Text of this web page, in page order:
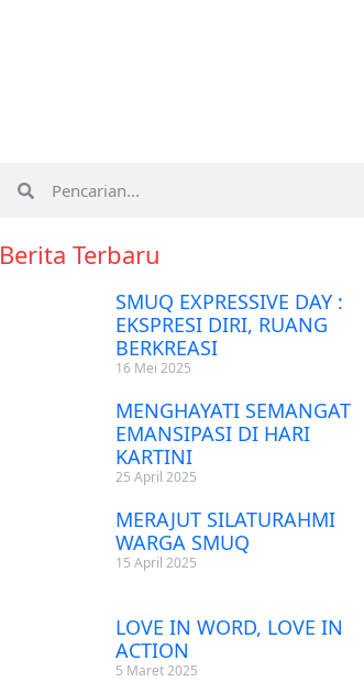
Berita Terbaru
SMUQ EXPRESSIVE DAY :
EKSPRESI DIRI, RUANG
BERKREASI
16 Mei 2025
MENGHAYATI SEMANGAT
EMANSIPASI DI HARI
KARTINI
25 April 2025
MERAJUT SILATURAHMI
WARGA SMUQ
15 April 2025
LOVE IN WORD, LOVE IN
ACTION
5 Maret 2025